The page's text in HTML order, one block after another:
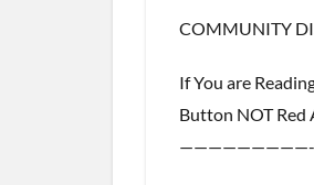
COMMUNITY
If You are
Button NOT Red
—————————-